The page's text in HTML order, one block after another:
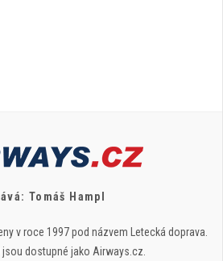
Tomáš Hampl
v roce 1997 pod názvem Letecká doprava.
jsou dostupné jako Airways.cz.